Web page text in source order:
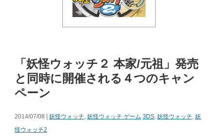
「妖怪ウォッチ２ 本家/元祖」発売
と同時に開催される４つのキャン
ペーン
2014/07/08 | 妖怪ウォッチ, 妖怪ウォッチ ゲーム 3DS, 妖怪ウォッチ, 妖
怪ウォッチ2